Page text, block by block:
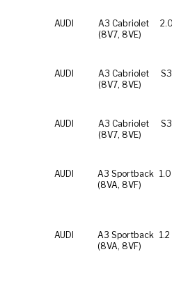
AUDI
A3 Cabriolet
(8V7, 8VE)
AUDI
A3 Cabriolet
(8V7, 8VE)
AUDI
A3 Cabriolet
(8V7, 8VE)
AUDI
A3 Sportback
(8VA, 8VF)
AUDI
A3 Sportback
(8VA, 8VF)